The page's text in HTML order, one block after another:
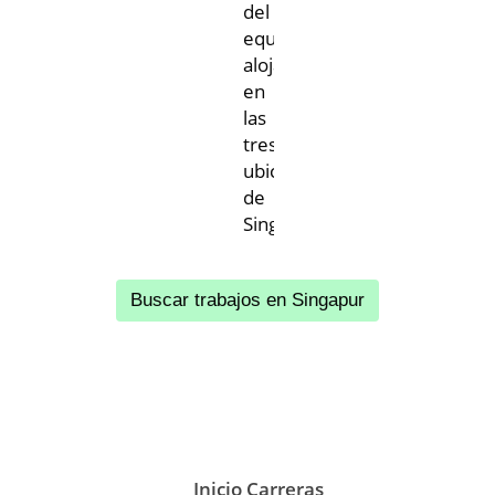
del
equipo
alojados
en
las
tres
ubicaciones
de
Singapur.
Buscar trabajos en Singapur
Inicio Carreras